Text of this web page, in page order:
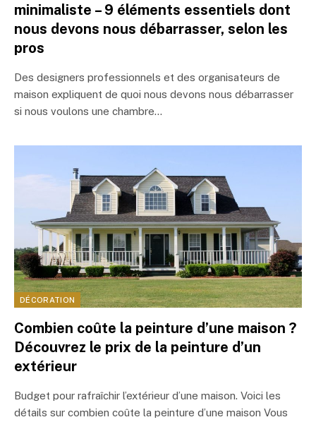
minimaliste – 9 éléments essentiels dont
nous devons nous débarrasser, selon les
pros
Des designers professionnels et des organisateurs de
maison expliquent de quoi nous devons nous débarrasser
si nous voulons une chambre…
DÉCORATION
Combien coûte la peinture d’une maison ?
Découvrez le prix de la peinture d’un
extérieur
Budget pour rafraîchir l’extérieur d’une maison. Voici les
détails sur combien coûte la peinture d’une maison Vous